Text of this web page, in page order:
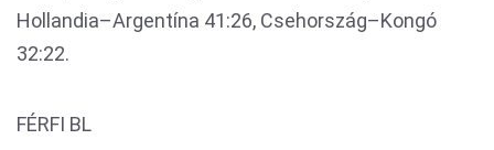
Hollandia–Argentína 41:26, Csehország–Kongó
32:22.
FÉRFI BL